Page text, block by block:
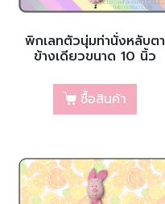
พิกเลทตัวนุ่มท่านั่งหลับตา
ข้างเดียวขนาด 10 นิ้ว
ซื้อสินค้า